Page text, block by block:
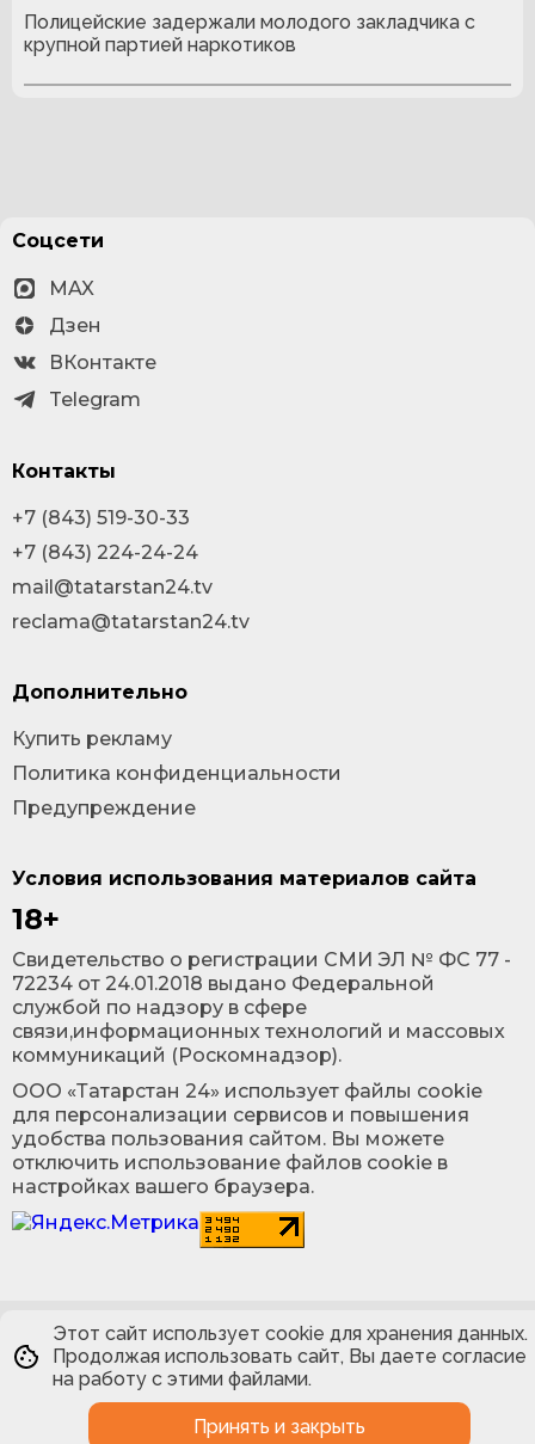
Полицейские задержали молодого закладчика с
крупной партией наркотиков
Условия использования материалов сайта
18+
Cвидетельство о регистрации СМИ ЭЛ № ФС 77 -
72234 от 24.01.2018 выдано Федеральной
службой по надзору в сфере
связи,информационных технологий и массовых
коммуникаций (Роскомнадзор).
ООО «Татарстан 24» использует файлы cookie
для персонализации сервисов и повышения
удобства пользования сайтом. Вы можете
отключить использование файлов cookie в
настройках вашего браузера.
Соцсети
MAX
Дзен
ВКонтакте
Telegram
Контакты
+7 (843) 519-30-33
+7 (843) 224-24-24
mail@tatarstan24.tv
reclama@tatarstan24.tv
Дополнительно
Купить рекламу
Политика конфиденциальности
Предупреждение
Этот сайт использует cookie для хранения данных.
Продолжая использовать сайт, Вы даете согласие
на работу с этими файлами.
Принять и закрыть